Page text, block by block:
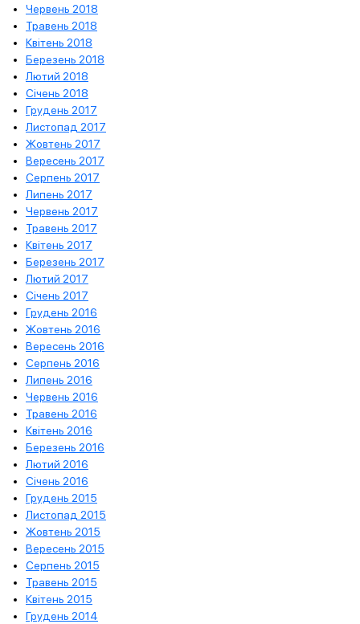
Червень 2018
Травень 2018
Квітень 2018
Березень 2018
Лютий 2018
Січень 2018
Грудень 2017
Листопад 2017
Жовтень 2017
Вересень 2017
Серпень 2017
Липень 2017
Червень 2017
Травень 2017
Квітень 2017
Березень 2017
Лютий 2017
Січень 2017
Грудень 2016
Жовтень 2016
Вересень 2016
Серпень 2016
Липень 2016
Червень 2016
Травень 2016
Квітень 2016
Березень 2016
Лютий 2016
Січень 2016
Грудень 2015
Листопад 2015
Жовтень 2015
Вересень 2015
Серпень 2015
Травень 2015
Квітень 2015
Грудень 2014